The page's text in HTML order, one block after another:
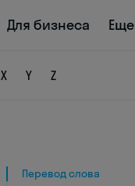
Для бизнеса Еще
X Y Z
Перевод слова